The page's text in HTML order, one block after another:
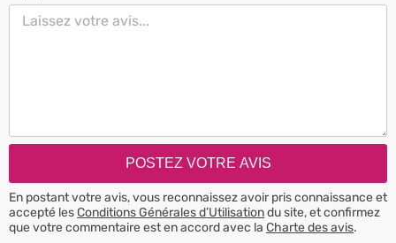
En postant votre avis, vous reconnaissez avoir pris connaissance et
accepté lesConditions Générales d’Utilisationdu site, et confirmez
que votre commentaire est en accord avec la Charte des avis.